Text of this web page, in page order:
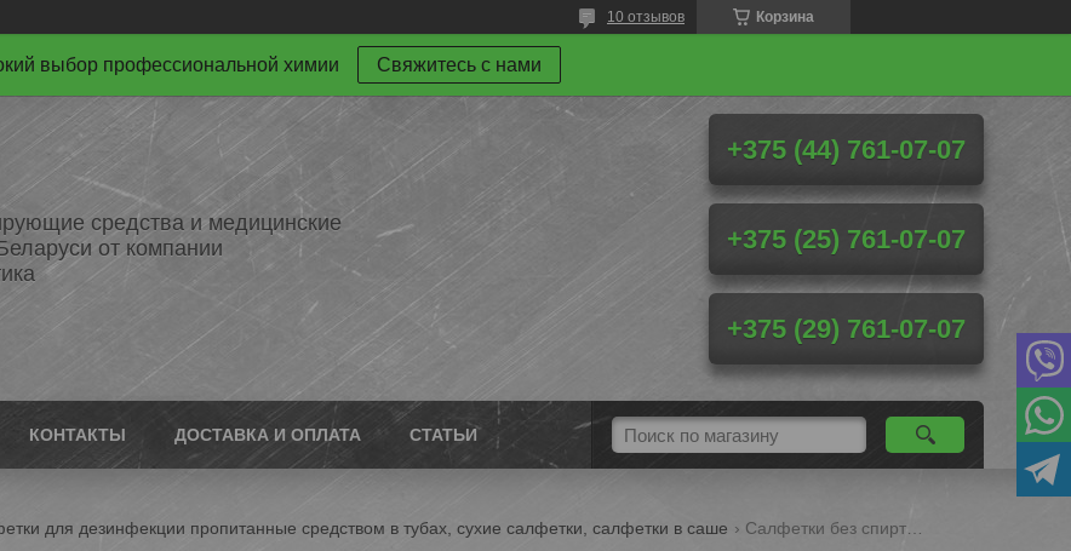
Корзина
10 отзывов
выбор профессиональной химии Свяжитесь с нами
средства и медицинские
от компании
+375 (44) 761-07-07
+375 (25) 761-07-07
+375 (29) 761-07-07
КОНТАКТЫ ДОСТАВКА И ОПЛАТА СТАТЬИ
для дезинфекции пропитанные средством в тубах, сухие салфетки, салфетки в саше